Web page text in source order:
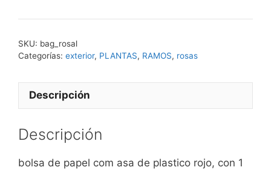
cantidad
SKU: bag_rosal
Categorías: exterior, PLANTAS, RAMOS, rosas
Descripción
Descripción
bolsa de papel com asa de plastico rojo, con 1